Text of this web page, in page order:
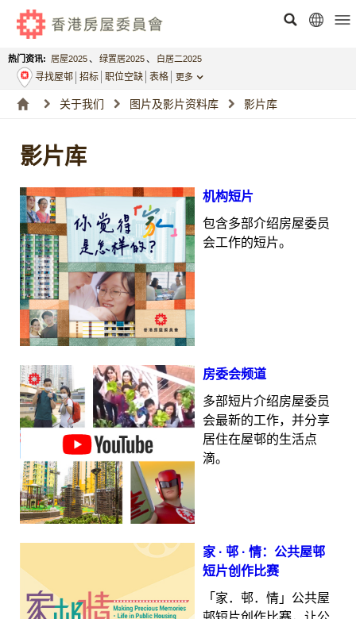
热门资讯: 居屋2025、 绿置居2025、 白居二2025
寻找屋邨 招标 职位空缺 表格 更多
关于我们 图片及影片资料库 影片库
影片库
机构短片
包含多部介绍房屋委员
会工作的短片。
房委会频道
多部短片介绍房屋委员
会最新的工作，并分享
居住在屋邨的生活点
滴。
家 · 邨 · 情：公共屋邨
短片创作比赛
「家．邨．情」公共屋